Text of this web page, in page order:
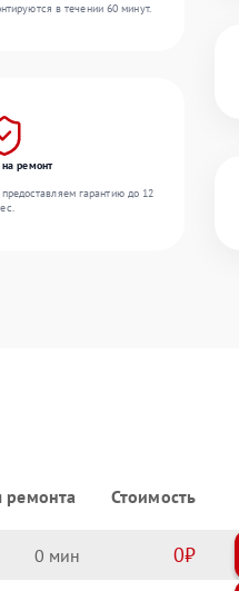
в течении 60 минут.
на ремонт
гарантию до 12
ремонта Стоимость
0 0